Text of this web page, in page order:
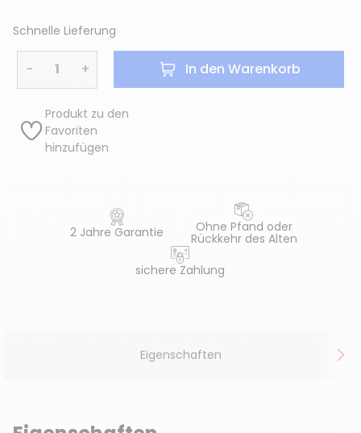
Schnelle Lieferung
− + In den Warenkorb
Produkt zu den
Favoriten
hinzufügen
2 Jahre Garantie Ohne Pfand oder
Rückkehr des Alten
sichere Zahlung
Eigenschaften